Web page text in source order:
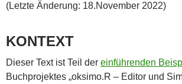
(Letzte Änderung: 18.November 2022)
KONTEXT
Dieser Text ist Teil der einführenden
Buchprojektes „oksimo.R – Editor und